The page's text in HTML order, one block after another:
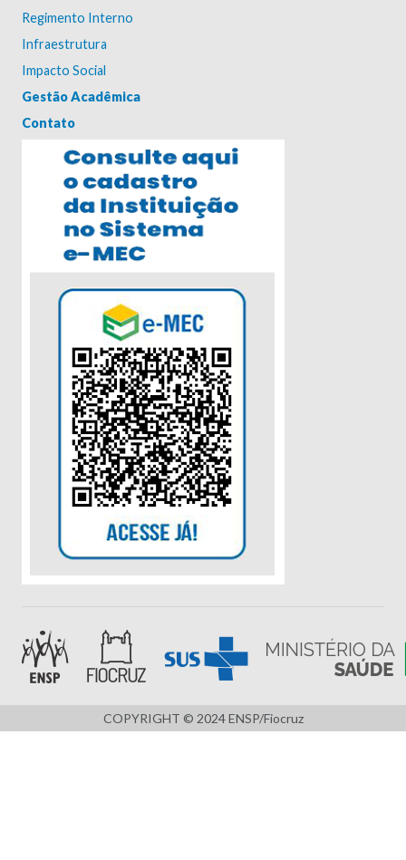
Regimento Interno
Infraestrutura
Impacto Social
Gestão Acadêmica
Contato
COPYRIGHT © 2024 ENSP/Fiocruz